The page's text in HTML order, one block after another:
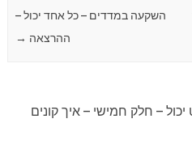
השקעה במדדים – כל אחד יכול –
ההרצאה →
– חלק חמישי – איך קונים